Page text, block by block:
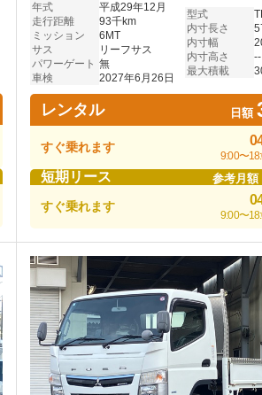
年式
平成29年12月
走行距離
93千km
ミッション
6MT
サス
リーフサス
パワーゲート 無
車検
2027年6月26日
型式
内寸長さ
内寸幅
内寸高さ
--
最大積載
レンタル 日額
すぐ乗れます
9:00〜
短期リース 参考月額
すぐ乗れます
9:00〜